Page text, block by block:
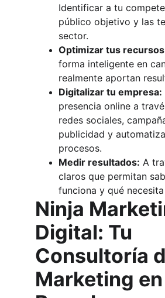
Identificar a tu
público objetivo y las
sector.
Optimizar tus
forma inteligente en
realmente aportan
Digitalizar tu empresa:
presencia online a
redes sociales,
publicidad y
procesos.
Medir resultados: A
claros que permitan
funciona y qué
Ninja
Digital: Tu
Consultoría
Marketing en